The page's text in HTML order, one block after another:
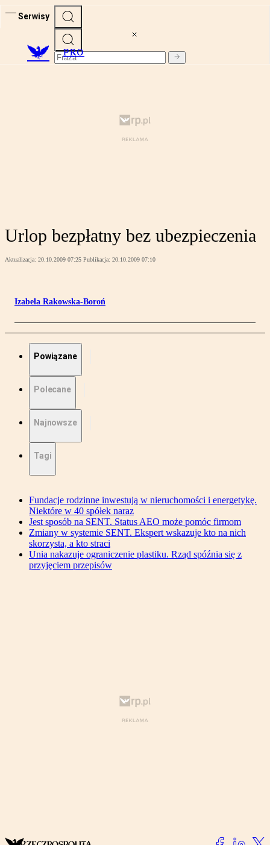
Serwisy
PRO
Urlop bezpłatny bez ubezpieczenia
Aktualizacja: 20.10.2009 07:25 Publikacja: 20.10.2009 07:10
Izabela Rakowska-Boroń
Powiązane
Polecane
Najnowsze
Tagi
Fundacje rodzinne inwestują w nieruchomości i energetykę.
Niektóre w 40 spółek naraz
Jest sposób na SENT. Status AEO może pomóc firmom
Zmiany w systemie SENT. Ekspert wskazuje kto na nich
skorzysta, a kto straci
Unia nakazuje ograniczenie plastiku. Rząd spóźnia się z
przyjęciem przepisów